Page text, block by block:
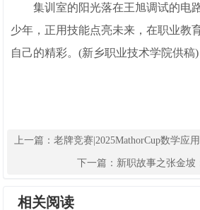
集训室的阳光落在王旭调试的电
少年，正用技能点亮未来，在职业教
自己的精彩。(新乡职业技术学院供稿)
上一篇：老牌竞赛|2025MathorCup数学应
下一篇： 新职故事之张金坡
相关阅读